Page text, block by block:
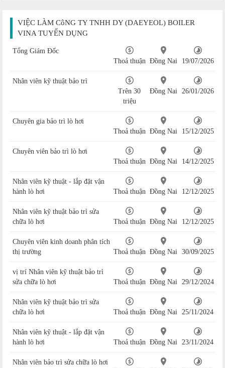
VIỆC LÀM CôNG TY TNHH DY (DAEYEOL) BOILER
VINA TUYỂN DỤNG
Tổng Giám Đốc
Thoả thuận Đồng Nai 19/07/2026
Nhân viên kỹ thuật bảo trì
Trên 30
triệu
Đồng Nai 26/01/2026
Chuyên gia bảo trì lò hơi
Thoả thuận Đồng Nai 15/12/2025
Chuyên viên bảo trì lò hơi
Thoả thuận Đồng Nai 14/12/2025
Nhân viên kỹ thuật - lắp đặt vận
hành lò hơi
Thoả thuận Đồng Nai 12/12/2025
Nhân viên kỹ thuật bảo trì sửa
chữa lò hơi
Thoả thuận Đồng Nai 12/12/2025
Chuyên viên kinh doanh phân tích
thị trường
Thoả thuận Đồng Nai 30/09/2025
vị trí Nhân viên kỹ thuật bảo trì
sửa chữa lò hơi
Thoả thuận Đồng Nai 29/12/2024
Nhân viên kỹ thuật bảo trì sửa
chữa lò hơi
Thoả thuận Đồng Nai 25/11/2024
Nhân viên kỹ thuật - lắp đặt vận
hành lò hơi
Thoả thuận Đồng Nai 23/11/2024
Nhân viên bảo trì sửa chữa lò hơi